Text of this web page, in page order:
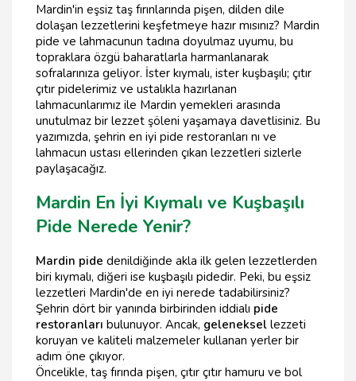
Mardin'in eşsiz taş fırınlarında pişen, dilden dile
dolaşan lezzetlerini keşfetmeye hazır mısınız? Mardin
pide ve lahmacunun tadına doyulmaz uyumu, bu
topraklara özgü baharatlarla harmanlanarak
sofralarınıza geliyor. İster kıymalı, ister kuşbaşılı; çıtır
çıtır pidelerimiz ve ustalıkla hazırlanan
lahmacunlarımız ile Mardin yemekleri arasında
unutulmaz bir lezzet şöleni yaşamaya davetlisiniz. Bu
yazımızda, şehrin en iyi pide restoranları nı ve
lahmacun ustası ellerinden çıkan lezzetleri sizlerle
paylaşacağız.
Mardin En İyi Kıymalı ve Kuşbaşılı
Pide Nerede Yenir?
Mardin pide denildiğinde akla ilk gelen lezzetlerden
biri kıymalı, diğeri ise kuşbaşılı pidedir. Peki, bu eşsiz
lezzetleri Mardin'de en iyi nerede tadabilirsiniz?
Şehrin dört bir yanında birbirinden iddialı pide
restoranları bulunuyor. Ancak, geleneksel lezzeti
koruyan ve kaliteli malzemeler kullanan yerler bir
adım öne çıkıyor.
Öncelikle, taş fırında pişen, çıtır çıtır hamuru ve bol